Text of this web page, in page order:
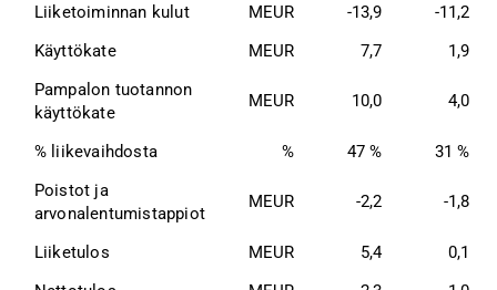
Liiketoiminnan kulut
MEUR -13,9
-11,2
Käyttökate
MEUR 7,7
1,9
Pampalon tuotannon
käyttökate
MEUR 10,0 4,0
% liikevaihdosta % 47 %
31 %
Poistot ja
arvonalentumistappiot
MEUR -2,2 -1,8
Liiketulos MEUR 5,4
0,1